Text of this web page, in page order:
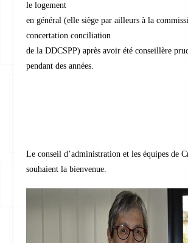
le logement
en général (elle siège par ailleurs à la
concertation conciliation
de la DDCSPP) après avoir été conseillère
pendant des années.
Le conseil d’administration et les équipes de
souhaient la bienvenue.